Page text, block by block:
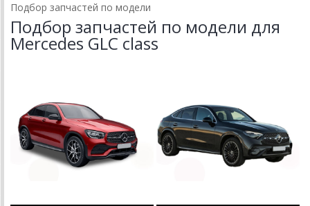
Подбор запчастей по модели
Подбор запчастей по модели для
Mercedes GLC class